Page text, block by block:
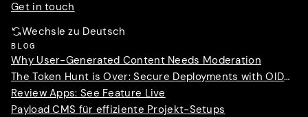
Get in touch
Wechsle zu Deutsch
BLOG
Why User-Generated Content Needs Moderation
The Token Hunt is Over: Secure Deployments with OIDC Trust
Review Apps: See Feature Live
Payload CMS für effiziente Projekt-Setups